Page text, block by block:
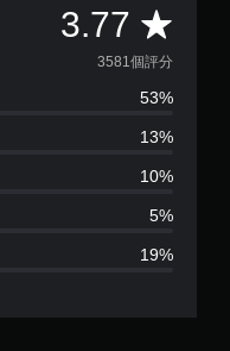
3.77 平
均
評
分
3
7
3581個評分
53%
13%
10%
5%
19%